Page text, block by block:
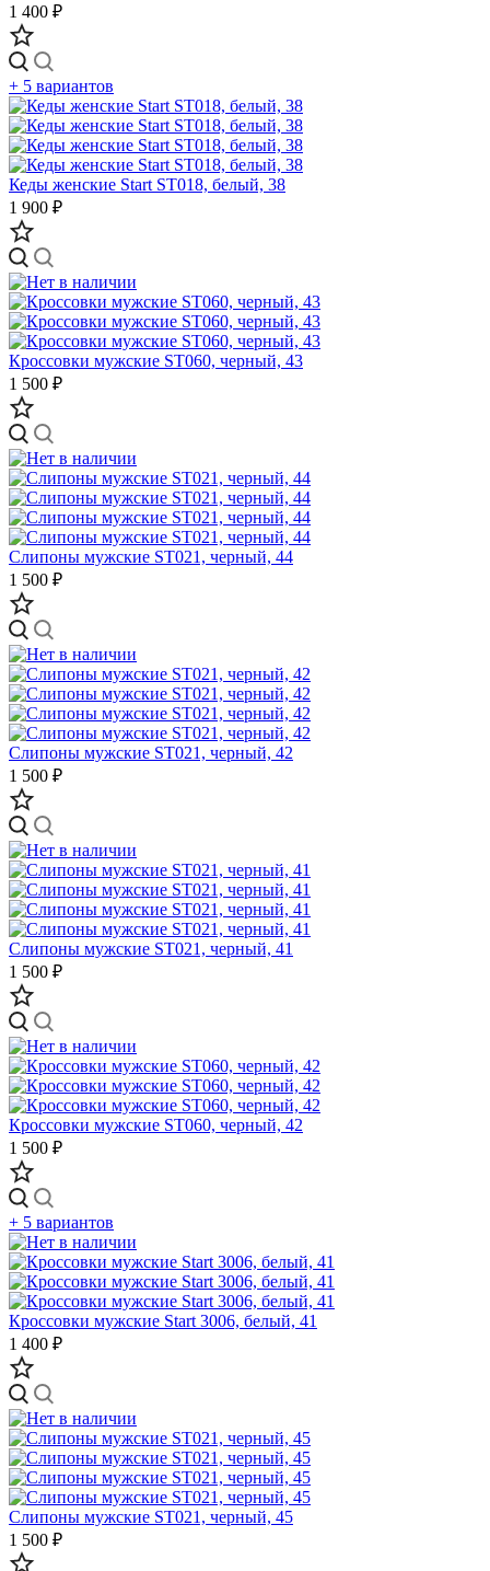
1 400 ₽
+ 5 вариантов
Кеды женские Start ST018, белый, 38
1 900 ₽
Кроссовки мужские ST060, черный, 43
1 500 ₽
Слипоны мужские ST021, черный, 44
1 500 ₽
Слипоны мужские ST021, черный, 42
1 500 ₽
Слипоны мужские ST021, черный, 41
1 500 ₽
Кроссовки мужские ST060, черный, 42
1 500 ₽
+ 5 вариантов
Кроссовки мужские Start 3006, белый, 41
1 400 ₽
Слипоны мужские ST021, черный, 45
1 500 ₽